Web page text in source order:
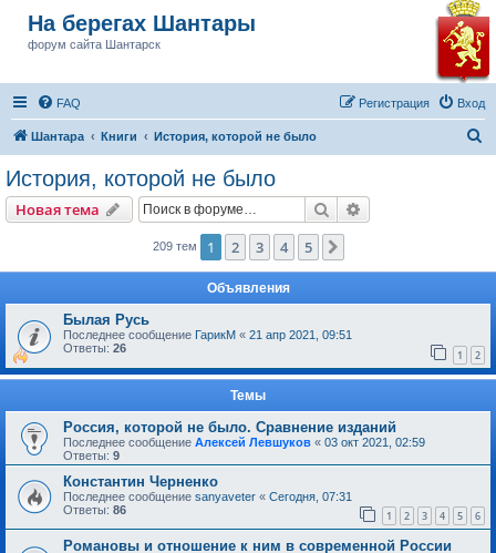
На берегах Шантары
форум сайта Шантарск
FAQ Вход
Регистрация
Шантара Книги История, которой не было
История, которой не было
Новая тема Поиск
209 тем 1 2 3 4 5
Объявления
Былая Русь
Последнее сообщение ГарикМ « 21 апр 2021, 09:51
Ответы: 26 1 2
Темы
Россия, которой не было. Сравнение изданий
Последнее сообщение Алексей Левшуков « 03 окт 2021, 02:59
Ответы: 9
Константин Черненко
Последнее сообщение sanyaveter « Сегодня, 07:31
Ответы: 86 1 2 3 4 5 6
Романовы и отношение к ним в современной России